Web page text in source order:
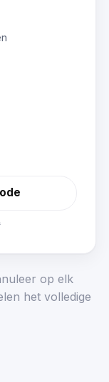
op elk
het volledige